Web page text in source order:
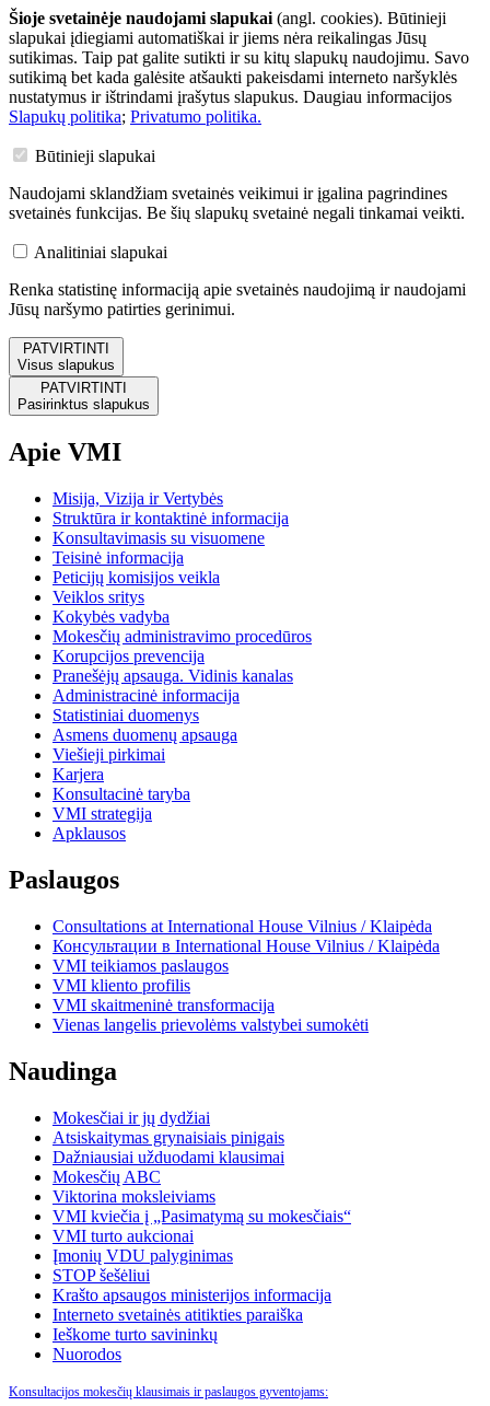
Šioje svetainėje naudojami slapukai (angl. cookies). Būtinieji
slapukai įdiegiami automatiškai ir jiems nėra reikalingas Jūsų
sutikimas. Taip pat galite sutikti ir su kitų slapukų naudojimu. Savo
sutikimą bet kada galėsite atšaukti pakeisdami interneto naršyklės
nustatymus ir ištrindami įrašytus slapukus. Daugiau informacijos
Slapukų politika; Privatumo politika.
Būtinieji slapukai
Naudojami sklandžiam svetainės veikimui ir įgalina pagrindines
svetainės funkcijas. Be šių slapukų svetainė negali tinkamai veikti.
Analitiniai slapukai
Renka statistinę informaciją apie svetainės naudojimą ir naudojami
Jūsų naršymo patirties gerinimui.
PATVIRTINTI
Visus slapukus
PATVIRTINTI
Pasirinktus slapukus
Apie VMI
Misija, Vizija ir Vertybės
Struktūra ir kontaktinė informacija
Konsultavimasis su visuomene
Teisinė informacija
Peticijų komisijos veikla
Veiklos sritys
Kokybės vadyba
Mokesčių administravimo procedūros
Korupcijos prevencija
Pranešėjų apsauga. Vidinis kanalas
Administracinė informacija
Statistiniai duomenys
Asmens duomenų apsauga
Viešieji pirkimai
Karjera
Konsultacinė taryba
VMI strategija
Apklausos
Paslaugos
Consultations at International House Vilnius / Klaipėda
Консультации в International House Vilnius / Klaipėda
VMI teikiamos paslaugos
VMI kliento profilis
VMI skaitmeninė transformacija
Vienas langelis prievolėms valstybei sumokėti
Naudinga
Mokesčiai ir jų dydžiai
Atsiskaitymas grynaisiais pinigais
Dažniausiai užduodami klausimai
Mokesčių ABC
Viktorina moksleiviams
VMI kviečia į „Pasimatymą su mokesčiais“
VMI turto aukcionai
Įmonių VDU palyginimas
STOP šešėliui
Krašto apsaugos ministerijos informacija
Interneto svetainės atitikties paraiška
Ieškome turto savininkų
Nuorodos
Konsultacijos mokesčių klausimais ir paslaugos gyventojams: